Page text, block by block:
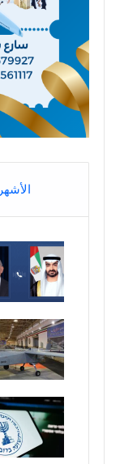
الأشهر